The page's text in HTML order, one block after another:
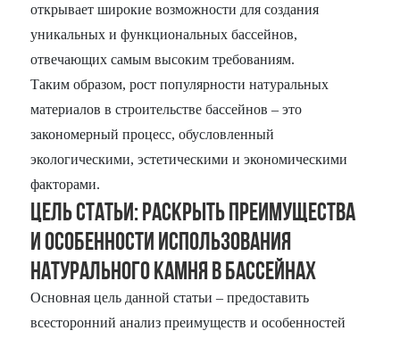
открывает широкие возможности для создания
уникальных и функциональных бассейнов,
отвечающих самым высоким требованиям.
Таким образом, рост популярности натуральных
материалов в строительстве бассейнов – это
закономерный процесс, обусловленный
экологическими, эстетическими и экономическими
факторами.
Цель статьи: Раскрыть преимущества
и особенности использования
натурального камня в бассейнах
Основная цель данной статьи – предоставить
всесторонний анализ преимуществ и особенностей